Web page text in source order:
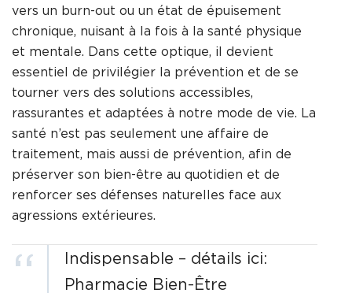
vers un burn-out ou un état de épuisement
chronique, nuisant à la fois à la santé physique
et mentale. Dans cette optique, il devient
essentiel de privilégier la prévention et de se
tourner vers des solutions accessibles,
rassurantes et adaptées à notre mode de vie. La
santé n’est pas seulement une affaire de
traitement, mais aussi de prévention, afin de
préserver son bien-être au quotidien et de
renforcer ses défenses naturelles face aux
agressions extérieures.
Indispensable – détails ici:
Pharmacie Bien-Être